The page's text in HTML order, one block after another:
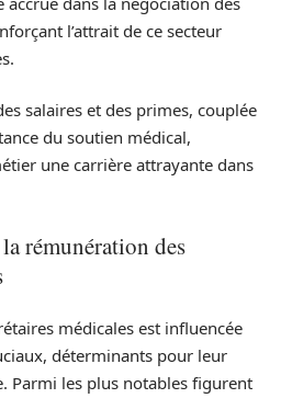
l’attrait de ce secteur
salaires et des primes, couplée
du soutien médical,
une carrière attrayante dans
rémunération des
médicales est influencée
déterminants pour leur
Parmi les plus notables figurent